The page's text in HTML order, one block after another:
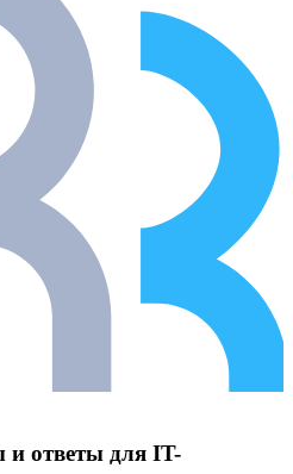
ответы для IT-